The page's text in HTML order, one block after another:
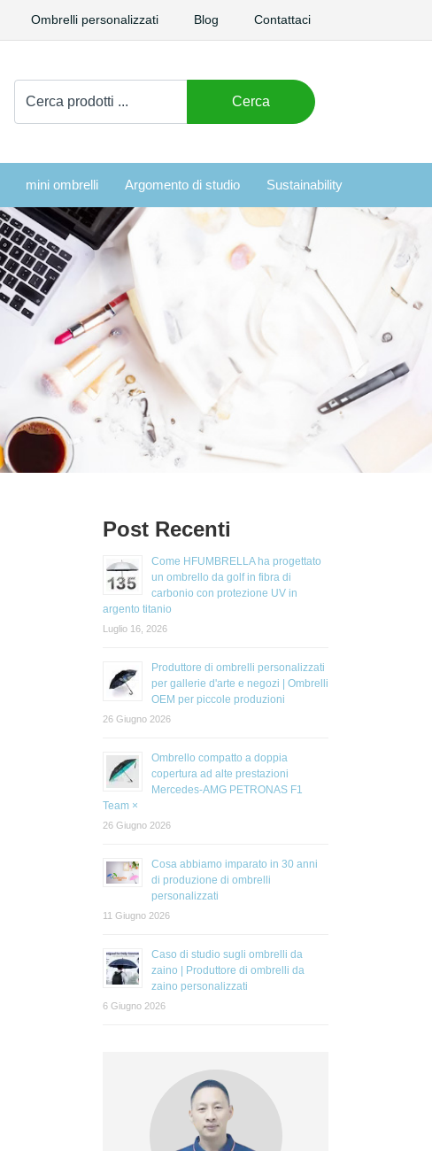
Ombrelli personalizzati Blog Contattaci
Cerca
mini ombrelli Argomento di studio Sustainability
Post Recenti
Come HFUMBRELLA ha progettato
un ombrello da golf in fibra di
carbonio con protezione UV in
argento titanio
Luglio 16, 2026
Produttore di ombrelli personalizzati
per gallerie d'arte e negozi | Ombrelli
OEM per piccole produzioni
26 Giugno 2026
Ombrello compatto a doppia
copertura ad alte prestazioni
Mercedes-AMG PETRONAS F1
Team ×
26 Giugno 2026
Cosa abbiamo imparato in 30 anni
di produzione di ombrelli
personalizzati
11 Giugno 2026
Caso di studio sugli ombrelli da
zaino | Produttore di ombrelli da
zaino personalizzati
6 Giugno 2026